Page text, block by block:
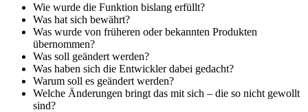
Wie wurde die Funktion bislang erfüllt?
Was hat sich bewährt?
Was wurde von früheren oder bekannten Produkten
übernommen?
Was soll geändert werden?
Was haben sich die Entwickler dabei gedacht?
Warum soll es geändert werden?
Welche Änderungen bringt das mit sich – die so nicht gewollt
sind?